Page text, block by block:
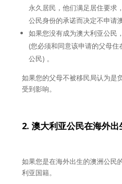
永久居民，他们满足居住要求
公民身份的承诺而决定不申请
如果您没有成为澳大利亚公民
(您必须和同意该申请的父母
公民) 。
如果您的父母不被移民局认为是
受到影响。
2. 澳大利亚公民在海外出
如果您是在海外出生的澳洲公民
利亚国籍。